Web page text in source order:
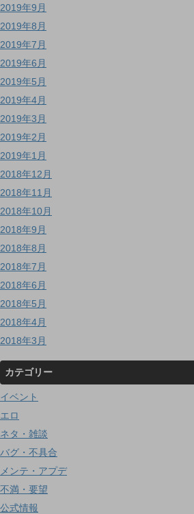
2019年9月
2019年8月
2019年7月
2019年6月
2019年5月
2019年4月
2019年3月
2019年2月
2019年1月
2018年12月
2018年11月
2018年10月
2018年9月
2018年8月
2018年7月
2018年6月
2018年5月
2018年4月
2018年3月
カテゴリー
イベント
エロ
ネタ・雑談
バグ・不具合
メンテ・アプデ
不満・要望
公式情報